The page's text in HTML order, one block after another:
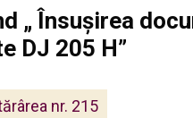
„ Însușirea
DJ 205 H”
nr. 215